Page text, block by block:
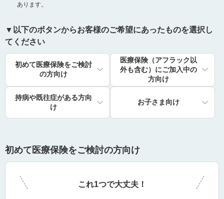
あります。
▼以下のボタンからお客様のご希望にあったものを選択し
てください
初めて医療保険をご検討
の方向け
医療保険（アフラック以
外も含む）にご加入中の
方向け
持病や既往症がある方向
け
お子さま向け
初めて医療保険をご検討の方向け
これ1つで大丈夫！